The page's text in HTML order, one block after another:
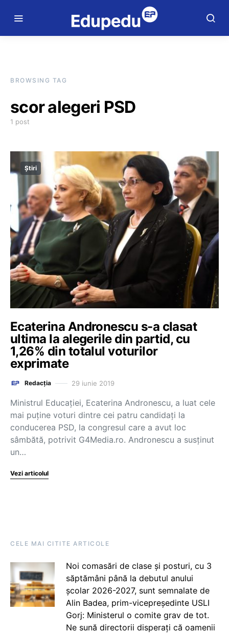
BROWSING TAG
scor alegeri PSD
1 post
Știri
Ecaterina Andronescu s-a clasat
ultima la alegerile din partid, cu
1,26% din totalul voturilor
exprimate
Redacția 29 iunie 2019
Ministrul Educației, Ecaterina Andronescu, a luat cele
mai puține voturi dintre cei patru candidați la
conducerea PSD, la congresul care a avut loc
sâmbătă, potrivit G4Media.ro. Andronescu a susținut
un…
Vezi articolul
CELE MAI CITITE ARTICOLE
Noi comasări de clase și posturi, cu 3
săptămâni până la debutul anului
școlar 2026-2027, sunt semnalate de
Alin Badea, prim-vicepreședinte USLI
Gorj: Ministerul o comite grav de tot.
Ne sună directorii disperați că oamenii